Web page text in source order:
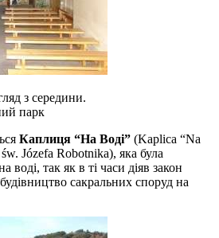
з середини.
парк
Каплиця “На Воді” (Kaplica “Na
Józefa Robotnika), яка була
воді, так як в ті часи діяв закон
сакральних споруд на